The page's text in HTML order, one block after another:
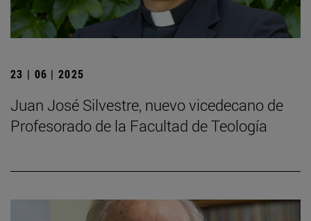
23 | 06 | 2025
Juan José Silvestre, nuevo vicedecano de
Profesorado de la Facultad de Teología